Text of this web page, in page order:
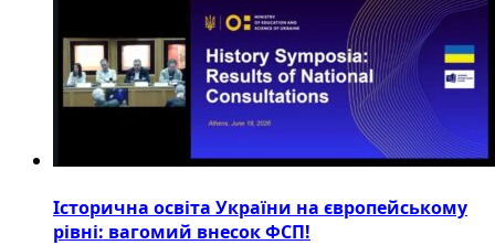
Історична освіта України на європейському
рівні: вагомий внесок ФСП!